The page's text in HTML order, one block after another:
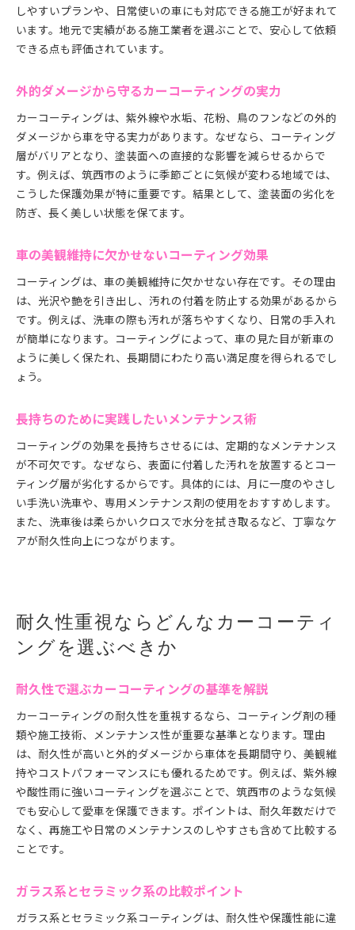
愛車の塗装保護とカーコーティングの役割
長期間美しさを保つためのコーティング活用
外的ダメージを軽減するカーコーティング
耐久性アップを目指すメンテナンス方法のポイント
カーコーティングを長持ちさせる洗車術とは
日常メンテナンスで耐久性を伸ばすコツ
定期メンテナンスの重要性とその効果
筑西市で受けられるアフターケアサービス
傷や汚れ対策でカーコーティングを守る方法
茨城県で選ばれるカーコーティングの特徴を紹介
茨城県で評判のカーコーティングの特徴
地元で信頼される施工技術とサービスとは
コストパフォーマンスが高いコーティング選び
口コミで選ばれるカーコーティングの理由
茨城県で利用者が多いプランの共通点
長期間美しさを保つためのコーティング活用術
耐久性を発揮するコーティング活用のコツ
季節ごとのメンテナンスで美しさをキープ
プロが教えるカーコーティングの応用術
美観と耐久性を両立するための工夫
カーコーティングを最大限活かすポイント
しやすいプランや、日常使いの車にも対応できる施工が好まれて
います。地元で実績がある施工業者を選ぶことで、安心して依頼
できる点も評価されています。
外的ダメージから守るカーコーティングの実力
カーコーティングは、紫外線や水垢、花粉、鳥のフンなどの外的
ダメージから車を守る実力があります。なぜなら、コーティング
層がバリアとなり、塗装面への直接的な影響を減らせるからで
す。例えば、筑西市のように季節ごとに気候が変わる地域では、
こうした保護効果が特に重要です。結果として、塗装面の劣化を
防ぎ、長く美しい状態を保てます。
車の美観維持に欠かせないコーティング効果
コーティングは、車の美観維持に欠かせない存在です。その理由
は、光沢や艶を引き出し、汚れの付着を防止する効果があるから
です。例えば、洗車の際も汚れが落ちやすくなり、日常の手入れ
が簡単になります。コーティングによって、車の見た目が新車の
ように美しく保たれ、長期間にわたり高い満足度を得られるでし
ょう。
長持ちのために実践したいメンテナンス術
コーティングの効果を長持ちさせるには、定期的なメンテナンス
が不可欠です。なぜなら、表面に付着した汚れを放置するとコー
ティング層が劣化するからです。具体的には、月に一度のやさし
い手洗い洗車や、専用メンテナンス剤の使用をおすすめします。
また、洗車後は柔らかいクロスで水分を拭き取るなど、丁寧なケ
アが耐久性向上につながります。
耐久性重視ならどんなカーコーティ
ングを選ぶべきか
耐久性で選ぶカーコーティングの基準を解説
カーコーティングの耐久性を重視するなら、コーティング剤の種
類や施工技術、メンテナンス性が重要な基準となります。理由
は、耐久性が高いと外的ダメージから車体を長期間守り、美観維
持やコストパフォーマンスにも優れるためです。例えば、紫外線
や酸性雨に強いコーティングを選ぶことで、筑西市のような気候
でも安心して愛車を保護できます。ポイントは、耐久年数だけで
なく、再施工や日常のメンテナンスのしやすさも含めて比較する
ことです。
ガラス系とセラミック系の比較ポイント
ガラス系とセラミック系コーティングは、耐久性や保護性能に違